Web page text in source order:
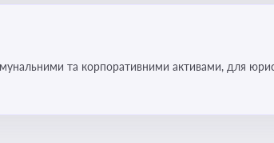
та корпоративними активами, для юристів
і держави